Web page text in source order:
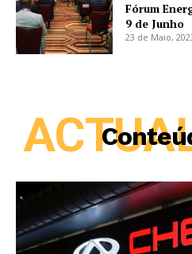
Fórum
9 de Junho
23 de Maio,